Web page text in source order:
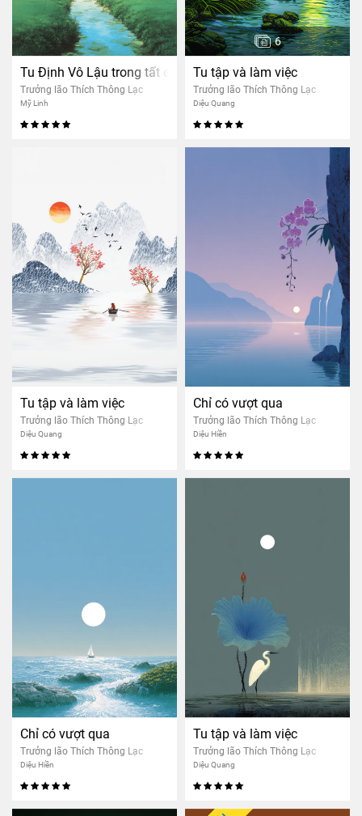
Tu Định Vô Lậu trong tất cả hành động và việc làm
Trưởng lão Thích Thông Lạc
Mỹ Linh
6
Tu tập và làm việc
Trưởng lão Thích Thông Lạc
Diệu Quang
Tu tập và làm việc
Trưởng lão Thích Thông Lạc
Diệu Quang
Chỉ có vượt qua
Trưởng lão Thích Thông Lạc
Diệu Hiền
Chỉ có vượt qua
Trưởng lão Thích Thông Lạc
Diệu Hiền
Tu tập và làm việc
Trưởng lão Thích Thông Lạc
Diệu Quang